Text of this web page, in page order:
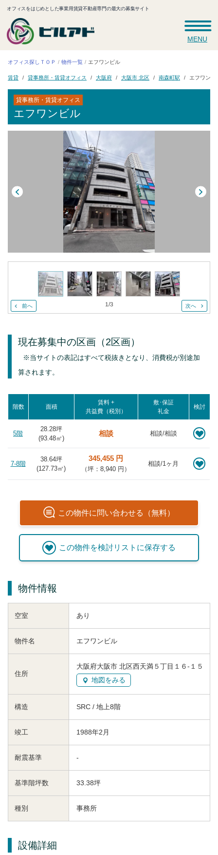
オフィスをはじめとした事業用賃貸不動産専門の最大の募集サイト
MENU
オフィス探しＴＯＰ 物件一覧 エフワンビル
賃貸 貸事務所・賃貸オフィス 大阪府 大阪市 北区 南森町駅 エフワンビ
貸事務所・賃貸オフィス
エフワンビル
前へ 1/3 次へ
現在募集中の区画 （2区画）
※当サイトの表記はすべて税抜きとなり、消費税が別途加
算されます。
階数 面積
賃料 +
共益費（税別）
敷･保証
礼金
検討
5階
28.28坪
(93.48㎡)
相談 相談/相談
7-8階
38.64坪
(127.73㎡)
345,455 円
（坪：8,940 円）
相談/1ヶ月
この物件に問い合わせる（無料）
この物件を検討リストに保存する
物件情報
空室 あり
物件名 エフワンビル
住所
大阪府大阪市 北区西天満５丁目１６-１５
地図をみる
構造 SRC / 地上8階
竣工 1988年2月
耐震基準 -
基準階坪数 33.38坪
種別 事務所
設備詳細